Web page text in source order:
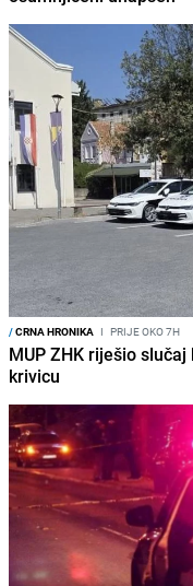
/CRNA HRONIKA I PRIJE OKO 7H
MUP ZHK riješio
krivicu